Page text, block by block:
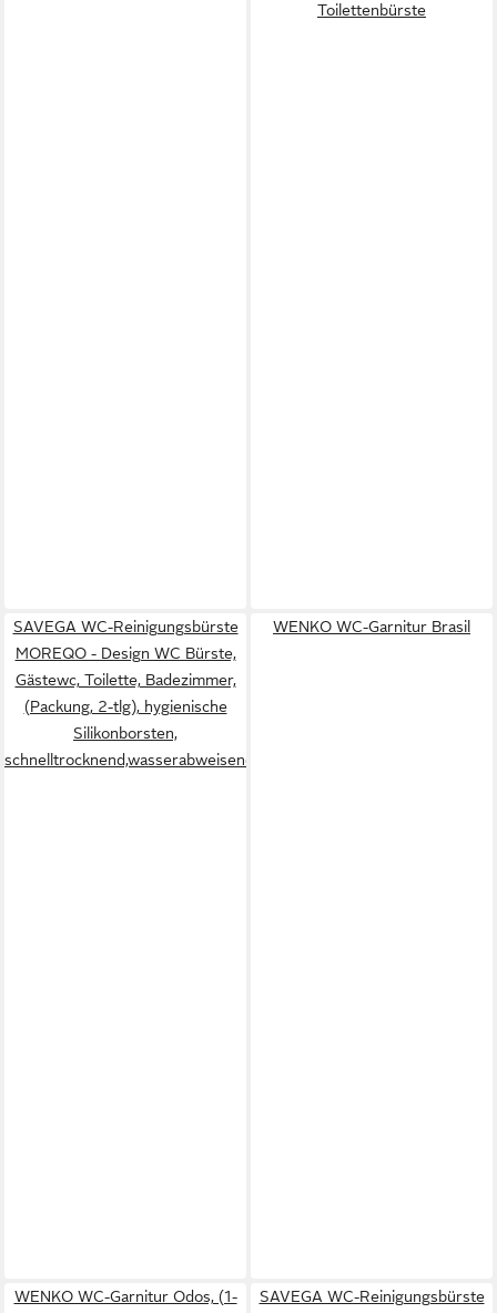
Toilettenbürste
SAVEGA WC-Reinigungsbürste
MOREQO - Design WC Bürste,
Gästewc, Toilette, Badezimmer,
(Packung, 2-tlg), hygienische
Silikonborsten,
schnelltrocknend,wasserabweisend
WENKO WC-Garnitur Brasil
WENKO WC-Garnitur Odos, (1- SAVEGA WC-Reinigungsbürste